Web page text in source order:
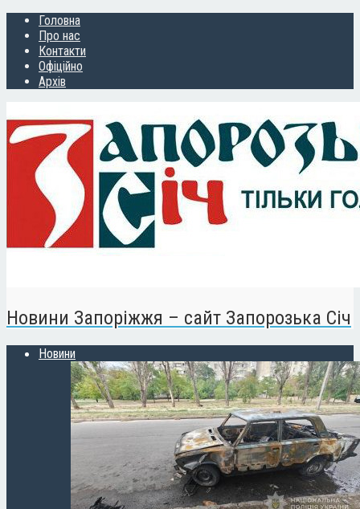
Головна
Про нас
Контакти
Офіційно
Архів
Новини Запоріжжя – сайт Запорозька Січ
Новини